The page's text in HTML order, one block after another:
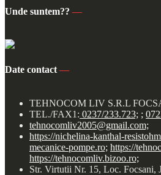
Unde suntem?? —
Date contact —
TEHNOCOM LIV S.R.L
TEL./FAX1: 0237/233.723; ;
tehnocomliv2005@gmail.com;
https://nichelina-kanthal-
mecanice-pompe.ro; https://
https://tehnocomliv.bizoo.ro;
Str. Virtutii Nr. 15, Loc. Focsani,